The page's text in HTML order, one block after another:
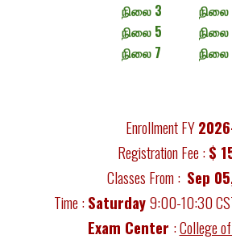
நிலை 3
நிலை
நிலை 5
நிலை
நிலை 7
நிலை
Enrollment FY20
Registration Fee :$ 1
Classes From : Sep 05
Time : Saturday9:00-10:30
Exam Center :College